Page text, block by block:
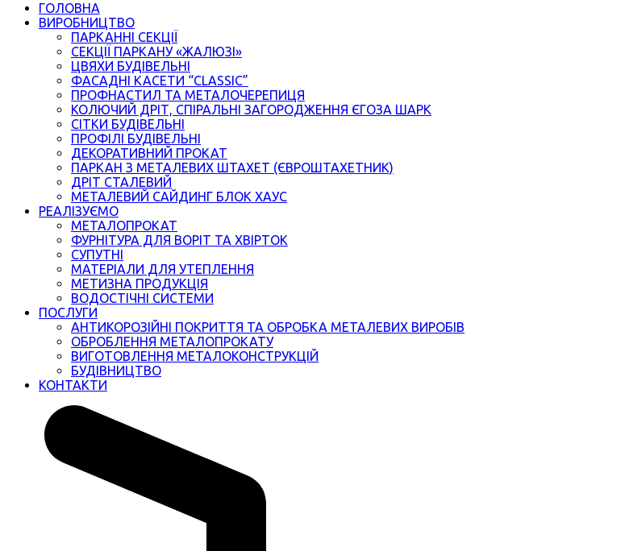
ГОЛОВНА
ВИРОБНИЦТВО
ПАРКАННІ СЕКЦІЇ
СЕКЦІЇ ПАРКАНУ «ЖАЛЮЗІ»
ЦВЯХИ БУДІВЕЛЬНІ
ФАСАДНІ КАСЕТИ “CLASSIC”
ПРОФНАСТИЛ ТА МЕТАЛОЧЕРЕПИЦЯ
КОЛЮЧИЙ ДРІТ, СПІРАЛЬНІ ЗАГОРОДЖЕННЯ ЄГОЗА ШАРК
СІТКИ БУДІВЕЛЬНІ
ПРОФІЛІ БУДІВЕЛЬНІ
ДЕКОРАТИВНИЙ ПРОКАТ
ПАРКАН З МЕТАЛЕВИХ ШТАХЕТ (ЄВРОШТАХЕТНИК)
ДРІТ СТАЛЕВИЙ
МЕТАЛЕВИЙ САЙДИНГ БЛОК ХАУС
РЕАЛІЗУЄМО
МЕТАЛОПРОКАТ
ФУРНІТУРА ДЛЯ ВОРІТ ТА ХВІРТОК
СУПУТНІ
МАТЕРІАЛИ ДЛЯ УТЕПЛЕННЯ
МЕТИЗНА ПРОДУКЦІЯ
ВОДОСТІЧНІ СИСТЕМИ
ПОСЛУГИ
АНТИКОРОЗІЙНІ ПОКРИТТЯ ТА ОБРОБКА МЕТАЛЕВИХ ВИРОБІВ
ОБРОБЛЕННЯ МЕТАЛОПРОКАТУ
ВИГОТОВЛЕННЯ МЕТАЛОКОНСТРУКЦІЙ
БУДІВНИЦТВО
КОНТАКТИ